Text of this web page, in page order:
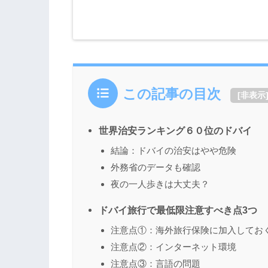
この記事の目次 [非表示]
世界治安ランキング６０位のドバイ
結論：ドバイの治安はやや危険
外務省のデータも確認
夜の一人歩きは大丈夫？
ドバイ旅行で最低限注意すべき点3つ
注意点①：海外旅行保険に加入してお
注意点②：インターネット環境
注意点③：言語の問題